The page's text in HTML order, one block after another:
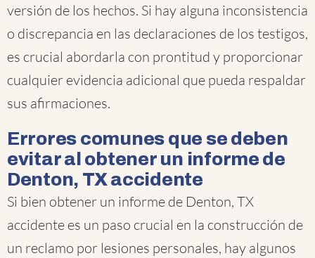
versión de los hechos. Si hay alguna inconsistencia
o discrepancia en las declaraciones de los testigos,
es crucial abordarla con prontitud y proporcionar
cualquier evidencia adicional que pueda respaldar
sus afirmaciones.
Errores comunes que se deben
evitar al obtener un informe de
Denton, TX accidente
Si bien obtener un informe de Denton, TX
accidente es un paso crucial en la construcción de
un reclamo por lesiones personales, hay algunos